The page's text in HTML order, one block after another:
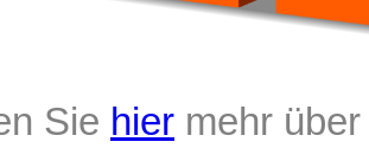
Sie hier mehr